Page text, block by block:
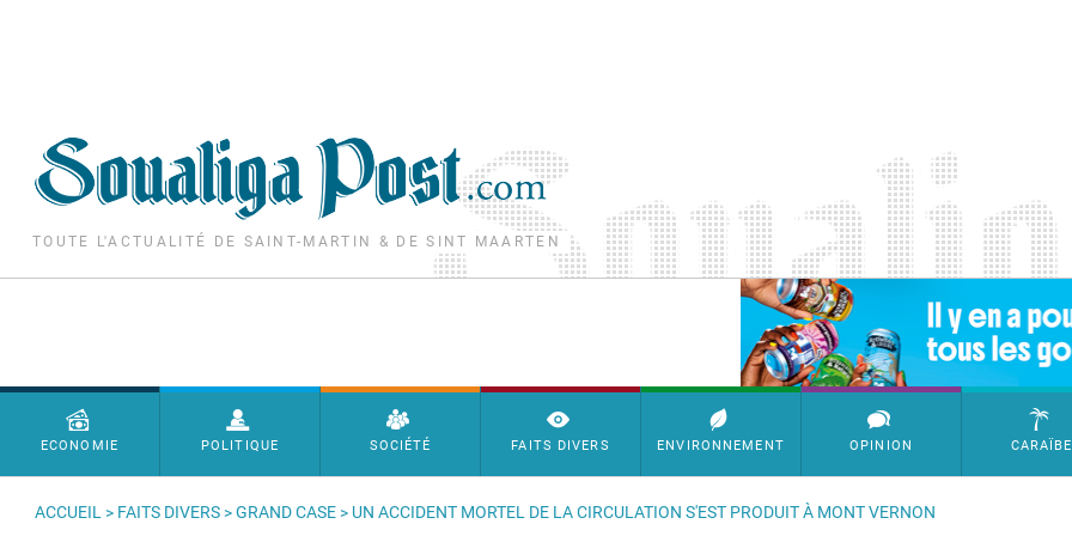
TOUTE L'ACTUALITÉ DE SAINT-MARTIN & DE SINT MAARTEN
SimpleAds Block Bannière
Menu principal
ECONOMIE POLITIQUE SOCIÉTÉ FAITS DIVERS ENVIRONNEMENT OPINION CARAÏBE
ACCUEIL > FAITS DIVERS >GRAND CASE > UN ACCIDENT MORTEL DE LA CIRCULATION S'EST PRODUIT À MONT VERNON